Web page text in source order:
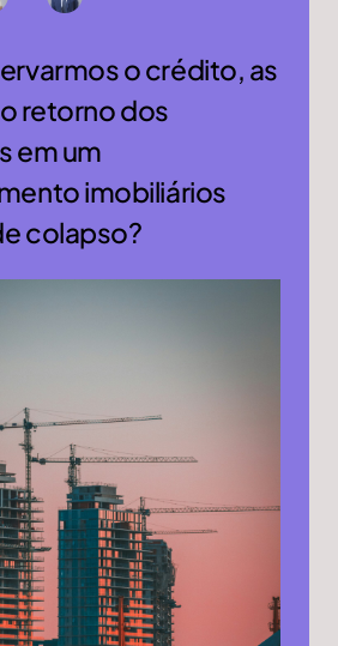
o crédito, as
retorno dos
em um
imobiliários
colapso?